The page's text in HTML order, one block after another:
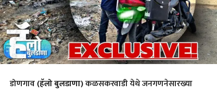
डोणगाव(हॅलो बुलडाणा)कळसकरवाडी येथे जनगणनेसारख्या